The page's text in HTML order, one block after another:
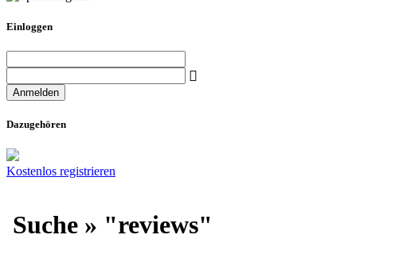
Einloggen
Dazugehören
Kostenlos registrieren
Suche » "reviews"